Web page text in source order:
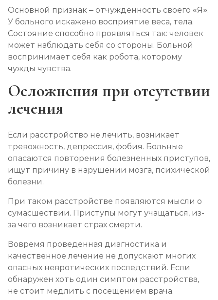
Основной признак – отчужденность своего «Я».
У больного искажено восприятие веса, тела.
Состояние способно проявляться так: человек
может наблюдать себя со стороны. Больной
воспринимает себя как робота, которому
чужды чувства.
Осложнения при отсутствии
лечения
Если расстройство не лечить, возникает
тревожность, депрессия, фобия. Больные
опасаются повторения болезненных приступов,
ищут причину в нарушении мозга, психической
болезни.
При таком расстройстве появляются мысли о
сумасшествии. Приступы могут учащаться, из-
за чего возникает страх смерти.
Вовремя проведенная диагностика и
качественное лечение не допускают многих
опасных невротических последствий. Если
обнаружен хоть один симптом расстройства,
не стоит медлить с посещением врача.